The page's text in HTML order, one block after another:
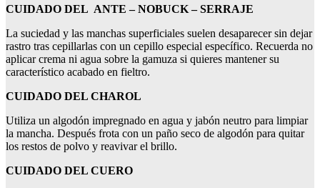
CUIDADO DEL ANTE – NOBUCK – SERRAJE
La suciedad y las manchas superficiales suelen desaparecer sin dejar
rastro tras cepillarlas con un cepillo especial específico. Recuerda no
aplicar crema ni agua sobre la gamuza si quieres mantener su
característico acabado en fieltro.
CUIDADO DEL CHAROL
Utiliza un algodón impregnado en agua y jabón neutro para limpiar
la mancha. Después frota con un paño seco de algodón para quitar
los restos de polvo y reavivar el brillo.
CUIDADO DEL CUERO